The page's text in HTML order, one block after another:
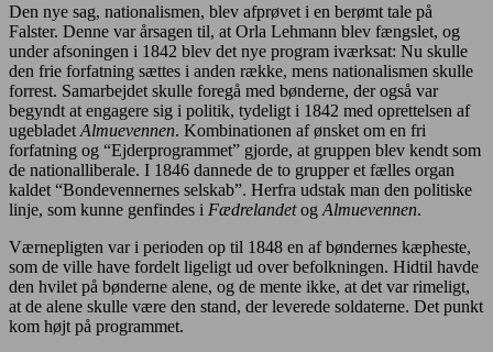
Den nye sag, nationalismen, blev afprøvet i en berømt tale på
Falster. Denne var årsagen til, at Orla Lehmann blev fængslet, og
under afsoningen i 1842 blev det nye program iværksat: Nu skulle
den frie forfatning sættes i anden række, mens nationalismen skulle
forrest. Samarbejdet skulle foregå med bønderne, der også var
begyndt at engagere sig i politik, tydeligt i 1842 med oprettelsen af
ugebladet Almuevennen. Kombinationen af ønsket om en fri
forfatning og “Ejderprogrammet” gjorde, at gruppen blev kendt som
de nationalliberale. I 1846 dannede de to grupper et fælles organ
kaldet “Bondevennernes selskab”. Herfra udstak man den politiske
linje, som kunne genfindes i Fædrelandetog Almuevennen.
Værnepligten var i perioden op til 1848 en af bøndernes kæpheste,
som de ville have fordelt ligeligt ud over befolkningen. Hidtil havde
den hvilet på bønderne alene, og de mente ikke, at det var rimeligt,
at de alene skulle være den stand, der leverede soldaterne. Det punkt
kom højt på programmet.